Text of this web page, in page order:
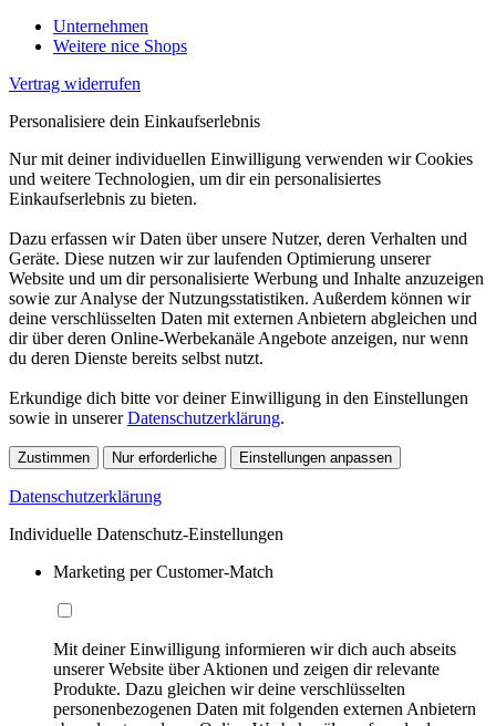
Unternehmen
Weitere nice Shops
Vertrag widerrufen
Personalisiere dein Einkaufserlebnis
Nur mit deiner individuellen Einwilligung verwenden wir Cookies
und weitere Technologien, um dir ein personalisiertes
Einkaufserlebnis zu bieten.
Dazu erfassen wir Daten über unsere Nutzer, deren Verhalten und
Geräte. Diese nutzen wir zur laufenden Optimierung unserer
Website und um dir personalisierte Werbung und Inhalte anzuzeigen
sowie zur Analyse der Nutzungsstatistiken. Außerdem können wir
deine verschlüsselten Daten mit externen Anbietern abgleichen und
dir über deren Online-Werbekanäle Angebote anzeigen, nur wenn
du deren Dienste bereits selbst nutzt.
Erkundige dich bitte vor deiner Einwilligung in den Einstellungen
sowie in unsererDatenschutzerklärung.
Zustimmen Nur erforderliche Einstellungen anpassen
Datenschutzerklärung
Individuelle Datenschutz-Einstellungen
Marketing per Customer-Match
Mit deiner Einwilligung informieren wir dich auch abseits
unserer Website über Aktionen und zeigen dir relevante
Produkte. Dazu gleichen wir deine verschlüsselten
personenbezogenen Daten mit folgenden externen Anbietern